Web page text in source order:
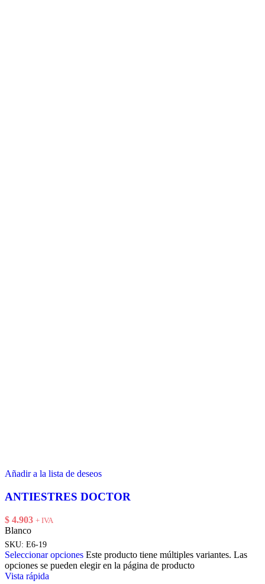
Añadir a la lista de deseos
ANTIESTRES DOCTOR
$ 4.903 + IVA
Blanco
SKU: E6-19
Seleccionar opciones Este producto tiene múltiples variantes. Las
opciones se pueden elegir en la página de producto
Vista rápida